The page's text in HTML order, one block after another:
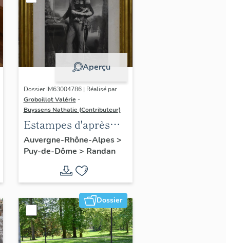
Aperçu
Dossier IM63004786 | Réalisé par
Groboillot Valérie -
Buyssens Nathalie (Contributeur)
Estampes d'après
Franz Xaver
Winterhalter (2) :
Portrait de Louis
Philippe Ier, roi des
Français
Auvergne-Rhône-Alpes>
Puy-de-Dôme > Randan
Dossier